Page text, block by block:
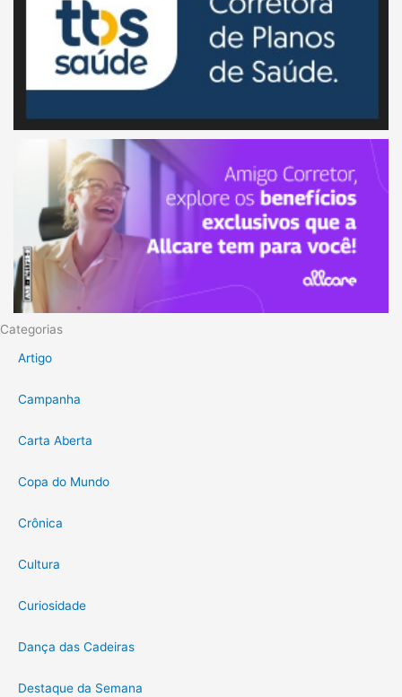
Categorias
Artigo
Campanha
Carta Aberta
Copa do Mundo
Crônica
Cultura
Curiosidade
Dança das Cadeiras
Destaque da Semana